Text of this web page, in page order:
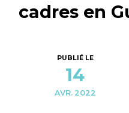
cadres en
PUBLIÉ LE
14
AVR. 2022